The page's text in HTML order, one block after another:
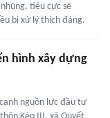
tiêu cực sẽ
bị xử lý thích đáng.
hình xây dựng
nguồn lực đầu tư